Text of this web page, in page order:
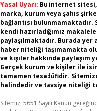
Yasal Uyarı: Bu internet
marka, kurum veya şahıs
bağlantısı bulunmamaktadır.
kendi hazırladığımız
paylaşılmaktadır. Burada
haber niteliği taşımamakta
ve kişiler hakkında paylaşım
Gerçek kurum ve kişiler ile
tamamen tesadüfidir.
halindedir ve tavsiye niteliği
Sitemiz, 5651 Sayılı Kanun